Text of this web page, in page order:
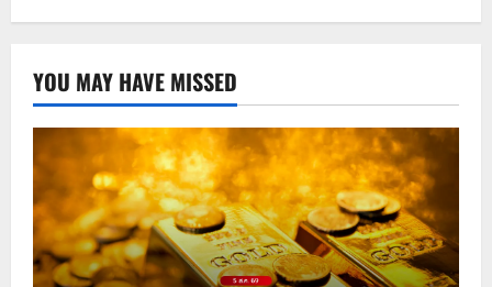
YOU MAY HAVE MISSED